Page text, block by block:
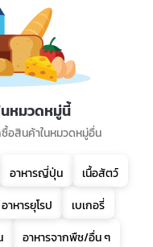
หมวดหมู่นี้
อสินค้าในหมวดหมู่อื่น
อาหารญี่ปุ่น
เนื้อสัตว์
อาหารยุโรป
เบเกอรี่
อาหารจากพืช/อื่น ๆ